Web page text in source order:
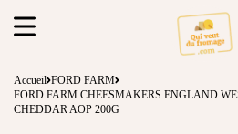
Accueil FORD FARM
FORD FARM CHEESMAKERS ENGLAND
CHEDDAR AOP 200G